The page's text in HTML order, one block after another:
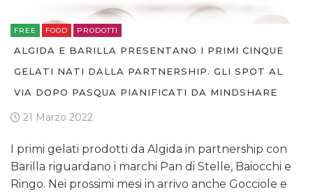
FREE FOOD PRODOTTI
ALGIDA E BARILLA PRESENTANO I PRIMI CINQUE
GELATI NATI DALLA PARTNERSHIP. GLI SPOT AL
VIA DOPO PASQUA PIANIFICATI DA MINDSHARE
21 Marzo 2022
I primi gelati prodotti da Algida in partnership con
Barilla riguardano i marchi Pan di Stelle, Baiocchi e
Ringo. Nei prossimi mesi in arrivo anche Gocciole e